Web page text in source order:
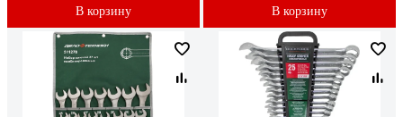
В корзину В корзину